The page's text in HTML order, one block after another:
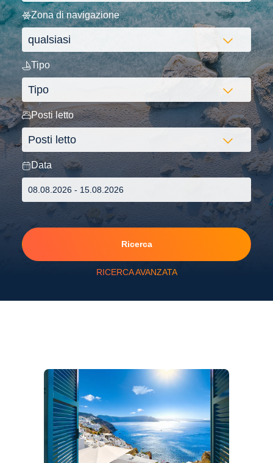
Zona di navigazione
Tipo
Posti letto
Data
Ricerca
RICERCA AVANZATA